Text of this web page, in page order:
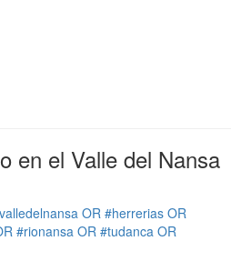
en el Valle del Nansa
OR #herrerias OR
#rionansa OR #tudanca OR